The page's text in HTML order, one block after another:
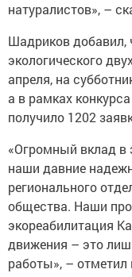
натуралистов», –
Шадриков добавил,
экологического
апреля, на
а в рамках
получило 1202
«Огромный вклад в
наши давние
регионального
общества. Наши
экореабилитация
движения – это
работы», – отметил